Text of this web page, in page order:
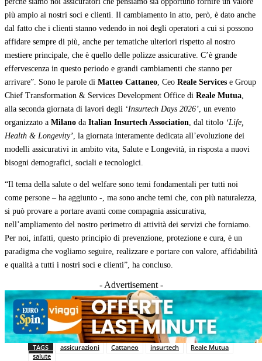
più ampio ai nostri soci e clienti. Il cambiamento in atto, però, è dato anche
dal fatto che i clienti stanno vedendo in noi degli operatori a cui si possono
affidare sempre di più, anche per tematiche ulteriori rispetto al nostro
mestiere principale, che è quello delle polizze assicurative. C’è grande
effervescenza in questo periodo e grandi cambiamenti che stanno per
arrivare”. Sono le parole di Matteo Cattaneo , Ceo Reale Services e Group
Chief Transformation & Services Development Office di Reale Mutua
alla seconda giornata di lavori degli ‘Insurtech Days 2026’ , un evento
organizzato a Milano da Italian Insurtech Association , dal titolo ‘Life,
Health & Longevity’ , la giornata interamente dedicata all’evoluzione dei
modelli assicurativi in ambito vita, Salute e Longevità, in risposta a nuovi
bisogni demografici, sociali e tecnologici.
“Il tema della salute o del welfare sono temi fondamentali per tutti noi
come persone – ha aggiunto -, ma sono anche temi che, con più naturalezza,
si può provare a portare avanti come compagnia assicurativa,
nell’ampliamento del nostro perimetro di attività dei servizi che forniamo.
Per noi, infatti, questo principio di prevenzione, protezione e cura, è un
paradigma che vogliamo seguire, realizzare e portare con valore, affidabilità
e qualità a tutti i nostri soci e clienti”, ha concluso.
- Advertisement -
TAGS assicurazioni Cattaneo insurtech
Reale Mutua
salute